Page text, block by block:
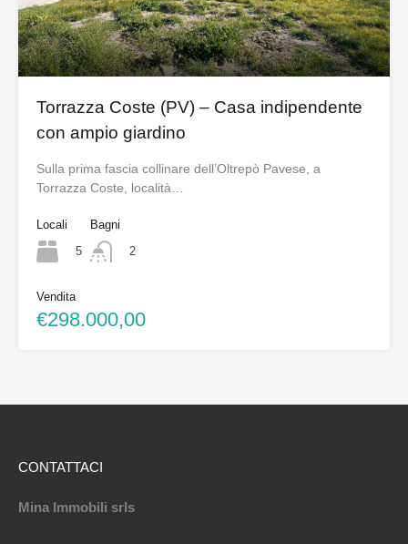
Torrazza Coste (PV) – Casa indipendente
con ampio giardino
Sulla prima fascia collinare dell’Oltrepò Pavese, a
Torrazza Coste, località…
Locali
5
Bagni
2
Vendita
€298.000,00
CONTATTACI
Mina Immobili srls